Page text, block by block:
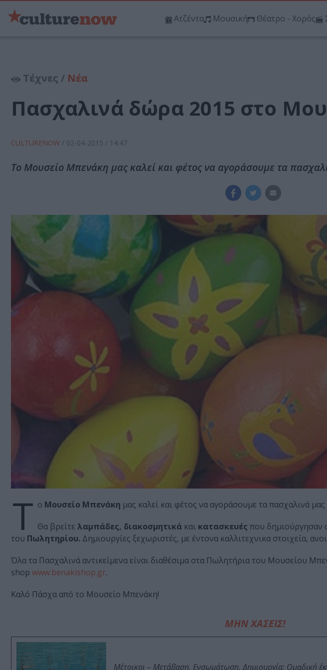
Ατζέντα Μουσική Θέατρο - Χορός
Τέχνες / Νέα
Πασχαλινά δώρα 2015 στο
CULTURENOW / 02-04-2015 / 14:47
Το Μουσείο Μπενάκη μας καλεί και φέτος να αγοράσουμε τα
Τ ο Μουσείο Μπενάκη μας καλεί και φέτος να αγοράσουμε τα πασχαλινά
Θα βρείτε λαμπάδες, διακοσμητικά και κατασκευές που δημιούργησαν
του Πωλητηρίου. Δημιουργίες ξεχωριστές, με έντονα καλλιτεχνικα στοιχεία,
Όλα τα Πασχαλινά αντικείμενα είναι διαθέσιμα στα Πωλητήρια του Μουσείου
shop www.benakishop.gr.
Καλό Πάσχα από το Μουσείο Μπενάκη!
ΜΗΝ ΧΑΣΕΙΣ!
Μέτοικοι – Μετάβαση, Ενσωμάτωση, Δημιουργία: Ομαδική